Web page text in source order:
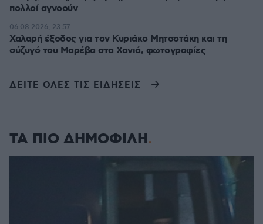
πολλοί αγνοούν
Χαλαρή έξοδος για τον Κυριάκο Μητσοτάκη και τη
σύζυγό του Μαρέβα στα Χανιά, φωτογραφίες
06.08.2026, 23:57
ΔΕΙΤΕ ΟΛΕΣ ΤΙΣ ΕΙΔΗΣΕΙΣ
ΤΑ ΠΙΟ ΔΗΜΟΦΙΛΗ